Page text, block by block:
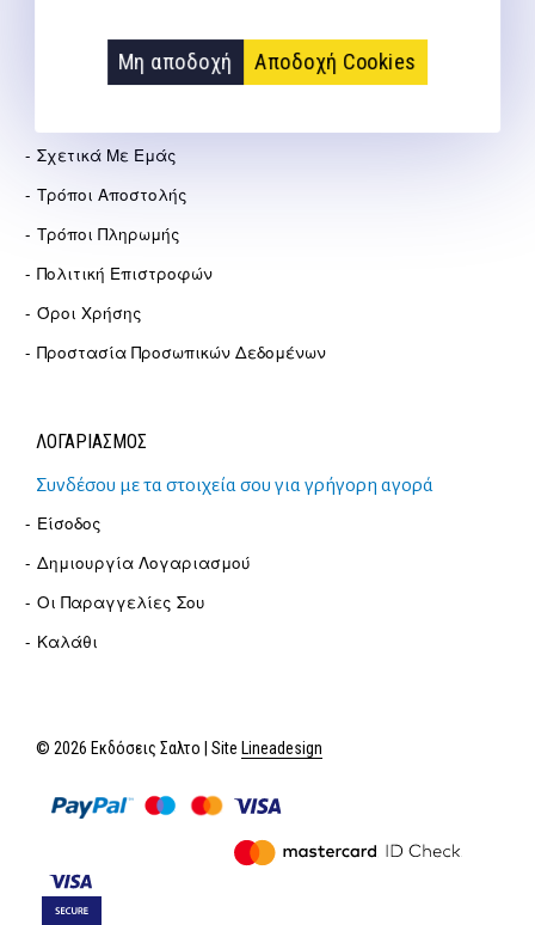
Μη αποδοχή Αποδοχή Cookies
Σχετικά Με Εμάς
Τρόποι Αποστολής
Τρόποι Πληρωμής
Πολιτική Επιστροφών
Όροι Χρήσης
Προστασία Προσωπικών Δεδομένων
ΛΟΓΑΡΙΑΣΜΟΣ
Συνδέσου με τα στοιχεία σου για γρήγορη αγορά
Είσοδος
Δημιουργία Λογαριασμού
Οι Παραγγελίες Σου
Καλάθι
© 2026 Εκδόσεις Σαλτο | Site Lineadesign